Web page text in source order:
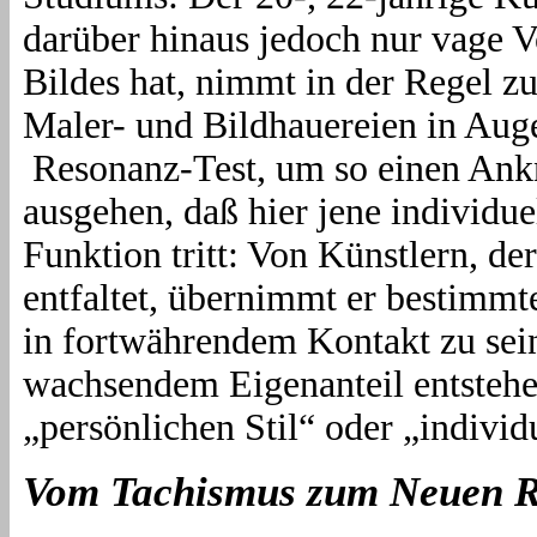
darüber hinaus jedoch nur vage
Bildes hat, nimmt in der Regel
Maler- und Bildhauereien in
Resonanz-Test, um so einen
ausgehen, daß hier jene
Funktion tritt: Von Künstlern,
entfaltet, übernimmt er
in fortwährendem Kontakt zu
wachsendem Eigenanteil
„persönlichen Stil“ oder
Vom Tachismus zum Neuen